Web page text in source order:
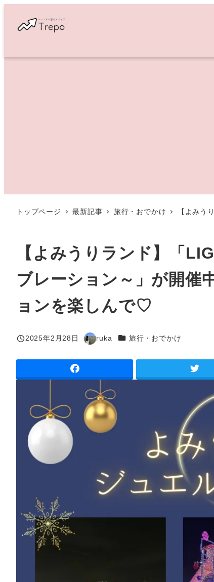
トップページ 最新記事 旅行・おでかけ 【よみう
【よみうりランド】「
ブレーション～」が開催
ョンを楽しんで♡
投稿日
2025年2月28日
著
ruka カテゴリー
旅行・おでかけ